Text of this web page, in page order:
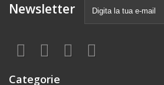
Newsletter
Categorie